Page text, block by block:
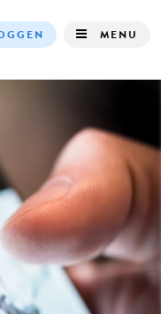
MENU